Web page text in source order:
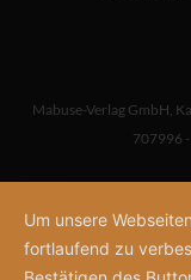
Mabuse-Verlag GmbH
707996
Um unsere
fortlaufend zu